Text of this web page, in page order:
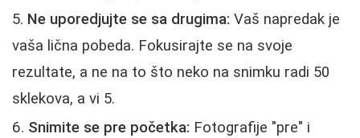
Ne uporedjujte se sa drugima: Vaš napredak je
vaša lična pobeda. Fokusirajte se na svoje
rezultate, a ne na to što neko na snimku radi 50
sklekova, a vi 5.
Snimite se pre početka: Fotografije "pre" i